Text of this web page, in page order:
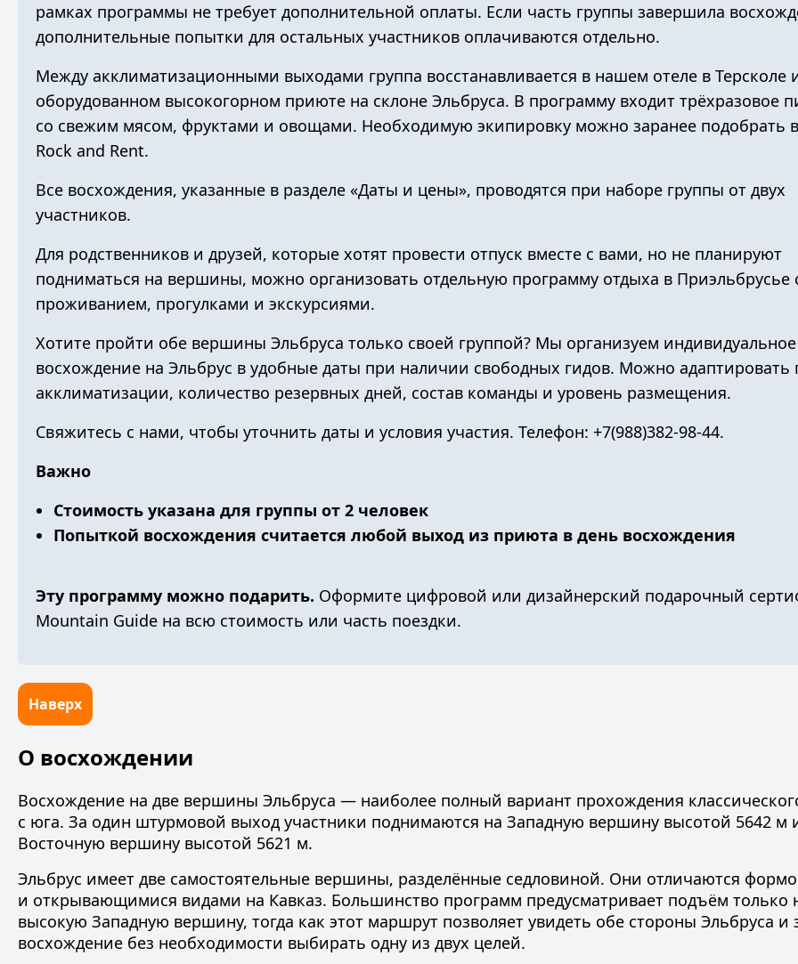
рамках программы не требует дополнительной оплаты. Если часть группы завершила
дополнительные попытки для остальных участников оплачиваются отдельно.
Между акклиматизационными выходами группа восстанавливается в нашем отеле в Терсколе
оборудованном высокогорном приюте на склоне Эльбруса. В программу входит трёхразовое
со свежим мясом, фруктами и овощами. Необходимую экипировку можно заранее подобрать
Rock and Rent.
Все восхождения, указанные в разделе «Даты и цены», проводятся при наборе группы от двух
участников.
Для родственников и друзей, которые хотят провести отпуск вместе с вами, но не планируют
подниматься на вершины, можно организовать отдельную программу отдыха в Приэльбрусье
проживанием, прогулками и экскурсиями.
Хотите пройти обе вершины Эльбруса только своей группой? Мы организуем индивидуальное
восхождение на Эльбрус в удобные даты при наличии свободных гидов. Можно адаптировать
акклиматизации, количество резервных дней, состав команды и уровень размещения.
Свяжитесь с нами, чтобы уточнить даты и условия участия. Телефон: +7(988)382-98-44.
Важно
Стоимость указана для группы от 2 человек
Попыткой восхождения считается любой выход из приюта в день восхождения
Эту программу можно подарить. Оформите цифровой или дизайнерский подарочный
Mountain Guide на всю стоимость или часть поездки.
Наверх
О восхождении
Восхождение на две вершины Эльбруса — наиболее полный вариант прохождения
с юга. За один штурмовой выход участники поднимаются на Западную вершину высотой 5642 м
Восточную вершину высотой 5621 м.
Эльбрус имеет две самостоятельные вершины, разделённые седловиной. Они отличаются
и открывающимися видами на Кавказ. Большинство программ предусматривает подъём только
высокую Западную вершину, тогда как этот маршрут позволяет увидеть обе стороны Эльбруса и
восхождение без необходимости выбирать одну из двух целей.